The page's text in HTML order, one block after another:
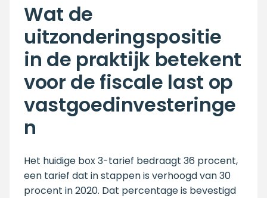
Wat de
uitzonderingspositie
in de praktijk betekent
voor de fiscale last op
vastgoedinvesteringe
n
Het huidige box 3-tarief bedraagt 36 procent,
een tarief dat in stappen is verhoogd van 30
procent in 2020. Dat percentage is bevestigd